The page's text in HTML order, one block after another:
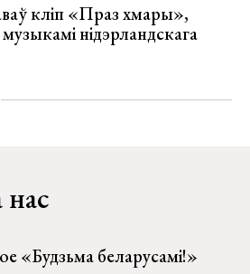
кліп «Праз хмары»,
нідэрландскага
«Будзьма беларусамі!»